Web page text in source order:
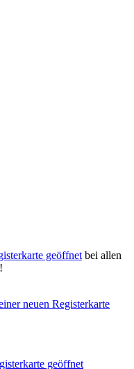
geöffnet bei allen
neuen Registerkarte
geöffnet